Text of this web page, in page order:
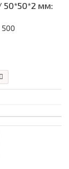
50*50*2 мм:
500